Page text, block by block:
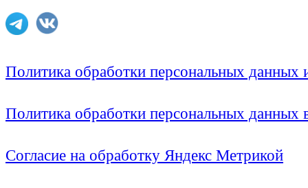
Политика обработки персональных
Политика обработки персональных
Согласие на обработку Яндекс Метрикой